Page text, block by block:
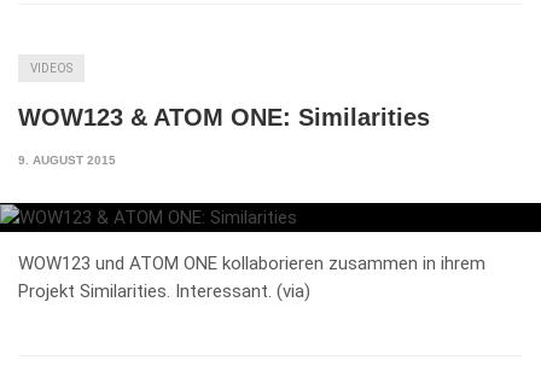
VIDEOS
WOW123 & ATOM ONE: Similarities
9. AUGUST 2015
WOW123 und ATOM ONE kollaborieren zusammen in ihrem
Projekt Similarities. Interessant. (via)